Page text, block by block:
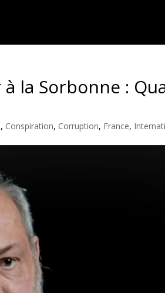
la Sorbonne :
, Conspiration, Corruption, France,